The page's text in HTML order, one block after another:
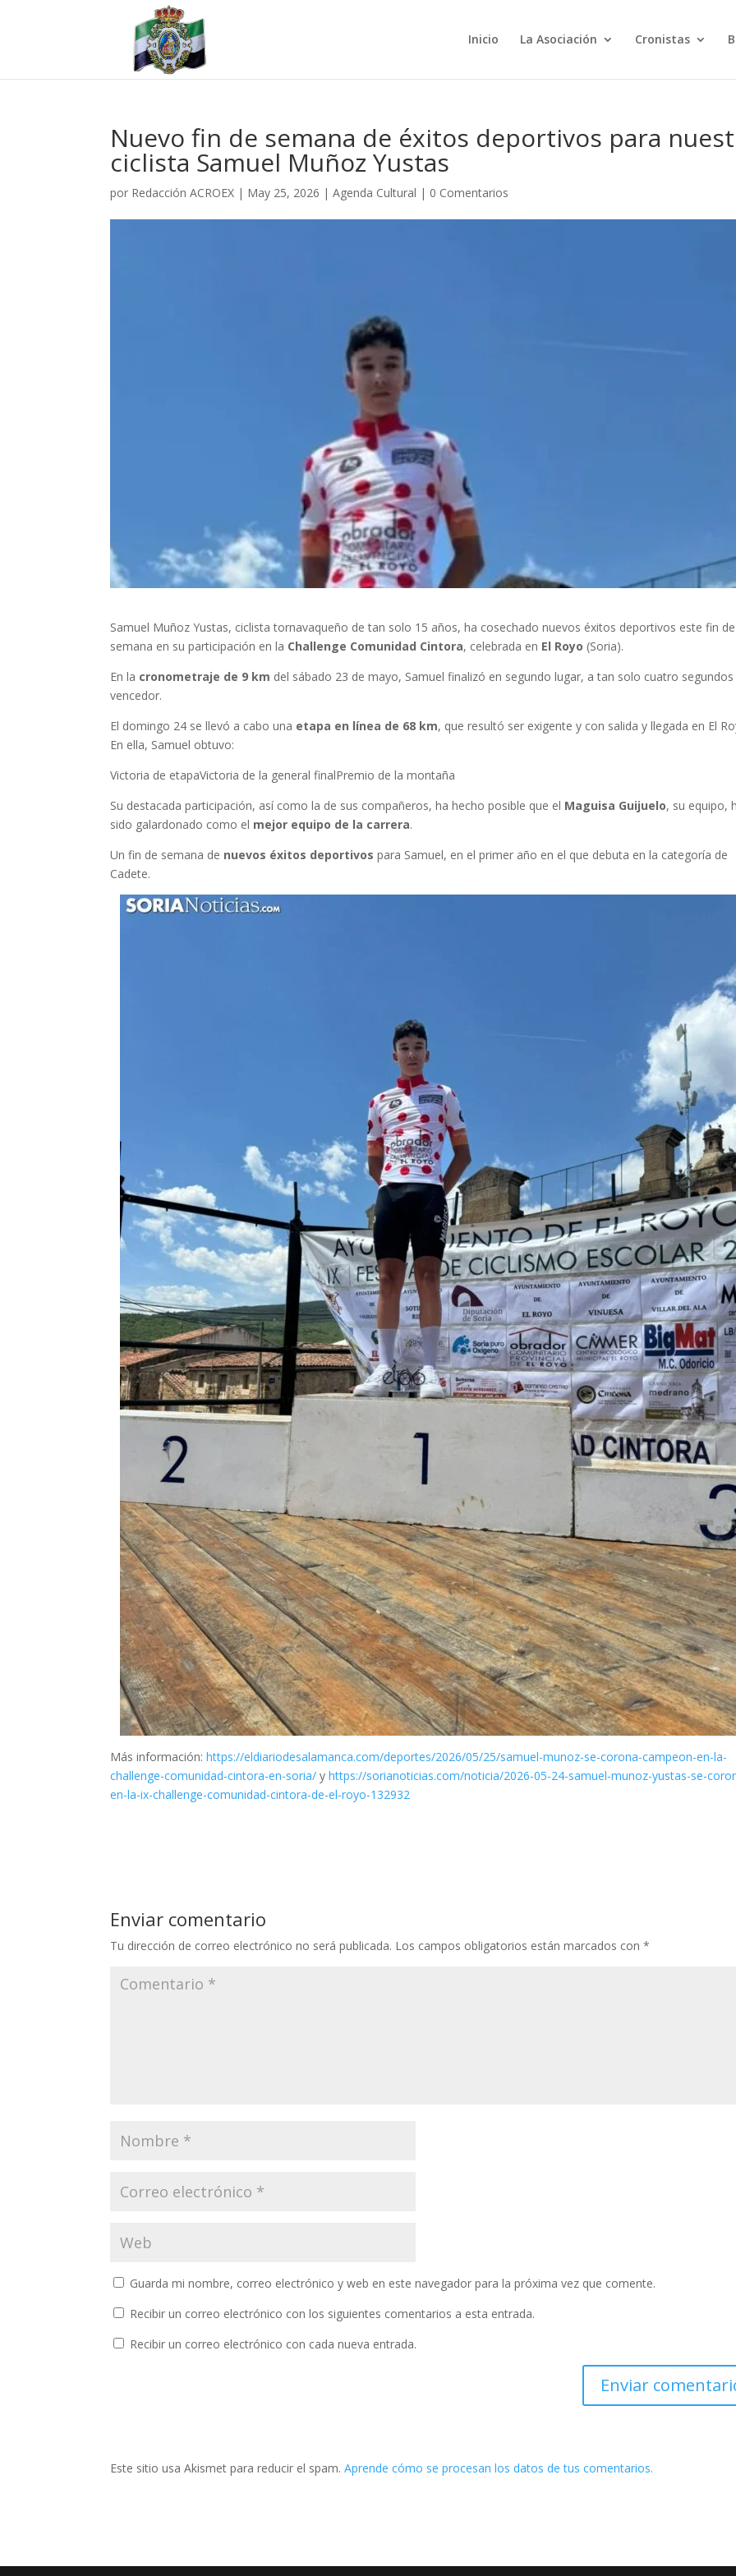
Inicio La Asociación Cronistas
Nuevo fin de semana de éxitos deportivos para
ciclista Samuel Muñoz Yustas
por Redacción ACROEX | May 25, 2026 |Agenda Cultural | 0 Comentarios
Samuel Muñoz Yustas, ciclista tornavaqueño de tan solo 15 años, ha cosechado nuevos éxitos deportivos este fin de
semana en su participación en la Challenge Comunidad Cintora, celebrada en El Royo (Soria).
En la cronometraje de 9 km del sábado 23 de mayo, Samuel finalizó en segundo lugar, a tan solo cuatro
vencedor.
El domingo 24 se llevó a cabo una etapa en línea de 68 km, que resultó ser exigente y con salida y llegada en El
En ella, Samuel obtuvo:
Victoria de etapaVictoria de la general finalPremio de la montaña
Su destacada participación, así como la de sus compañeros, ha hecho posible que el Maguisa Guijuelo, su equipo,
sido galardonado como el mejor equipo de la carrera.
Un fin de semana de nuevos éxitos deportivospara Samuel, en el primer año en el que debuta en la categoría de
Cadete.
Más información:https://eldiariodesalamanca.com/deportes/2026/05/25/samuel-munoz-se-corona-campeon-en-la-
challenge-comunidad-cintora-en-soria/ yhttps://sorianoticias.com/noticia/2026-05-24-samuel-munoz-yustas-se-
en-la-ix-challenge-comunidad-cintora-de-el-royo-132932
Enviar comentario
Tu dirección de correo electrónico no será publicada. Los campos obligatorios están marcados con*
Guarda mi nombre, correo electrónico y web en este navegador para la próxima vez que comente.
Recibir un correo electrónico con los siguientes comentarios a esta entrada.
Recibir un correo electrónico con cada nueva entrada.
Este sitio usa Akismet para reducir el spam.Aprende cómo se procesan los datos de tus comentarios.